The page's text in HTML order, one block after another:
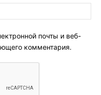
почты и веб-
комментария.